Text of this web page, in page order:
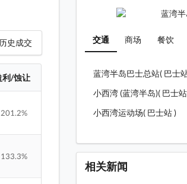
历史成交
利/蚀让
蓝湾半岛 周边环境: 小
蓝湾半岛 商场: 项目
蓝湾半岛 商场: 项目楼
交通 商场 餐饮
蓝湾半岛巴士总站( 巴士
小西湾 (蓝湾半岛)( 巴士
小西湾运动场( 巴士站 )
相关新闻